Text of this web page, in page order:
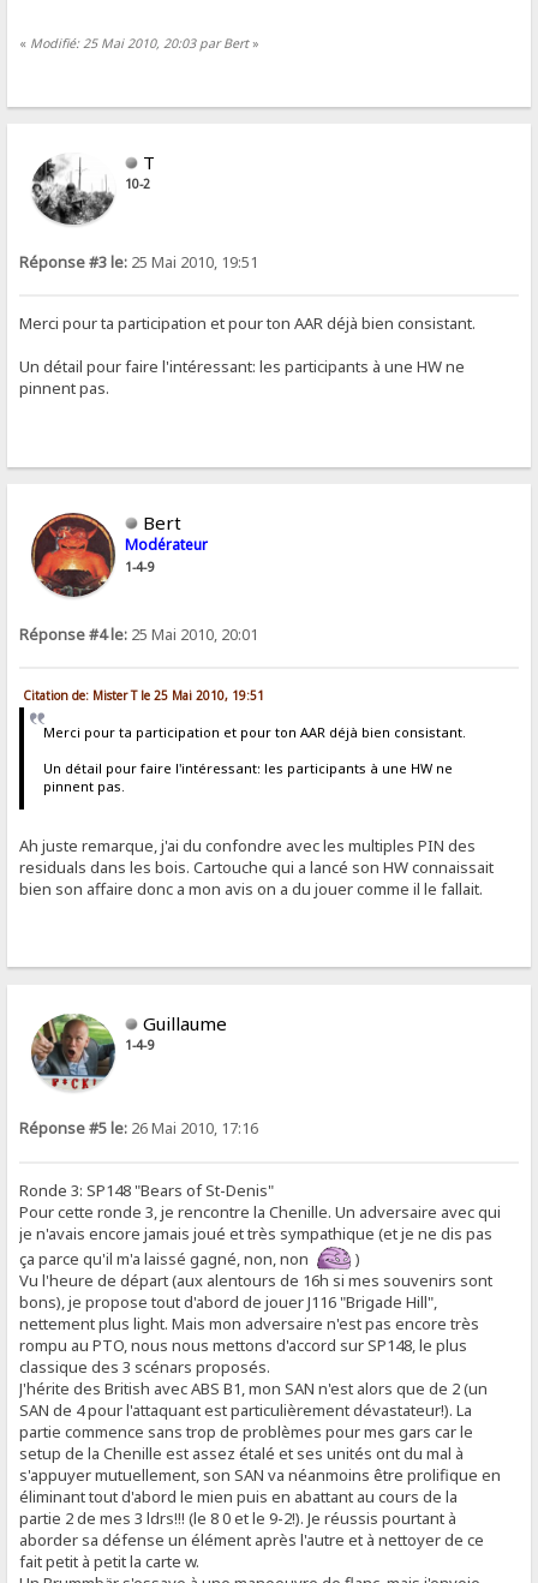
« Modifié: 25 Mai 2010, 20:03 par Bert»
T
10-2
Réponse #3 le: 25 Mai 2010, 19:51
Merci pour ta participation et pour ton AAR déjà bien consistant.
Un détail pour faire l'intéressant: les participants à une HW ne
pinnent pas.
Bert
Modérateur
1-4-9
Réponse #4 le: 25 Mai 2010, 20:01
Citation de: Mister T le 25 Mai 2010, 19:51
Merci pour ta participation et pour ton AAR déjà bien consistant.
Un détail pour faire l'intéressant: les participants à une HW ne
pinnent pas.
Ah juste remarque, j'ai du confondre avec les multiples PIN des
residuals dans les bois. Cartouche qui a lancé son HW connaissait
bien son affaire donc a mon avis on a du jouer comme il le fallait.
Guillaume
1-4-9
Réponse #5 le: 26 Mai 2010, 17:16
Ronde 3: SP148 "Bears of St-Denis"
Pour cette ronde 3, je rencontre la Chenille. Un adversaire avec qui
je n'avais encore jamais joué et très sympathique (et je ne dis pas
ça parce qu'il m'a laissé gagné, non, non
)
Vu l'heure de départ (aux alentours de 16h si mes souvenirs sont
bons), je propose tout d'abord de jouer J116 "Brigade Hill",
nettement plus light. Mais mon adversaire n'est pas encore très
rompu au PTO, nous nous mettons d'accord sur SP148, le plus
classique des 3 scénars proposés.
J'hérite des British avec ABS B1, mon SAN n'est alors que de 2 (un
SAN de 4 pour l'attaquant est particulièrement dévastateur!). La
partie commence sans trop de problèmes pour mes gars car le
setup de la Chenille est assez étalé et ses unités ont du mal à
s'appuyer mutuellement, son SAN va néanmoins être prolifique en
éliminant tout d'abord le mien puis en abattant au cours de la
partie 2 de mes 3 ldrs!!! (le 8 0 et le 9-2!). Je réussis pourtant à
aborder sa défense un élément après l'autre et à nettoyer de ce
fait petit à petit la carte w.